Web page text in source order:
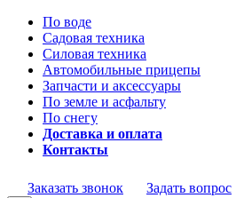
По воде
Садовая техника
Силовая техника
Автомобильные прицепы
Запчасти и аксессуары
По земле и асфальту
По снегу
Доставка и оплата
Контакты
Заказать звонок Задать вопрос